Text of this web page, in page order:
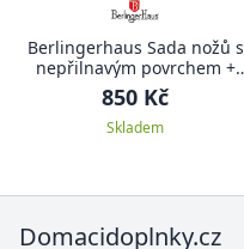
Berlingerhaus Sada nožů s
nepřilnavým povrchem +
prkénko 6 ks Purple Metallic
Line
850 Kč
Skladem
Domacidoplnky.cz